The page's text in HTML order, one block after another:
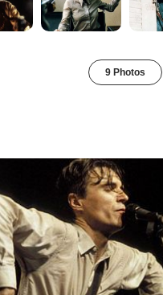
9 Photos